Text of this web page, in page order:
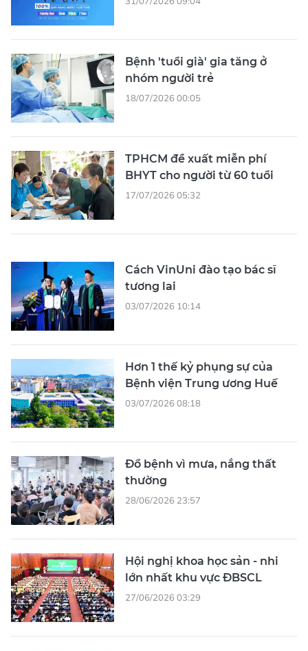
Bệnh 'tuổi già' gia tăng ở
nhóm người trẻ
18/07/2026 00:05
TPHCM đề xuất miễn phí
BHYT cho người từ 60 tuổi
17/07/2026 05:32
Cách VinUni đào tạo bác sĩ
tương lai
03/07/2026 10:14
Hơn 1 thế kỷ phụng sự của
Bệnh viện Trung ương Huế
03/07/2026 08:18
Đổ bệnh vì mưa, nắng thất
thường
28/06/2026 23:57
Hội nghị khoa học sản - nhi
lớn nhất khu vực ĐBSCL
27/06/2026 03:29